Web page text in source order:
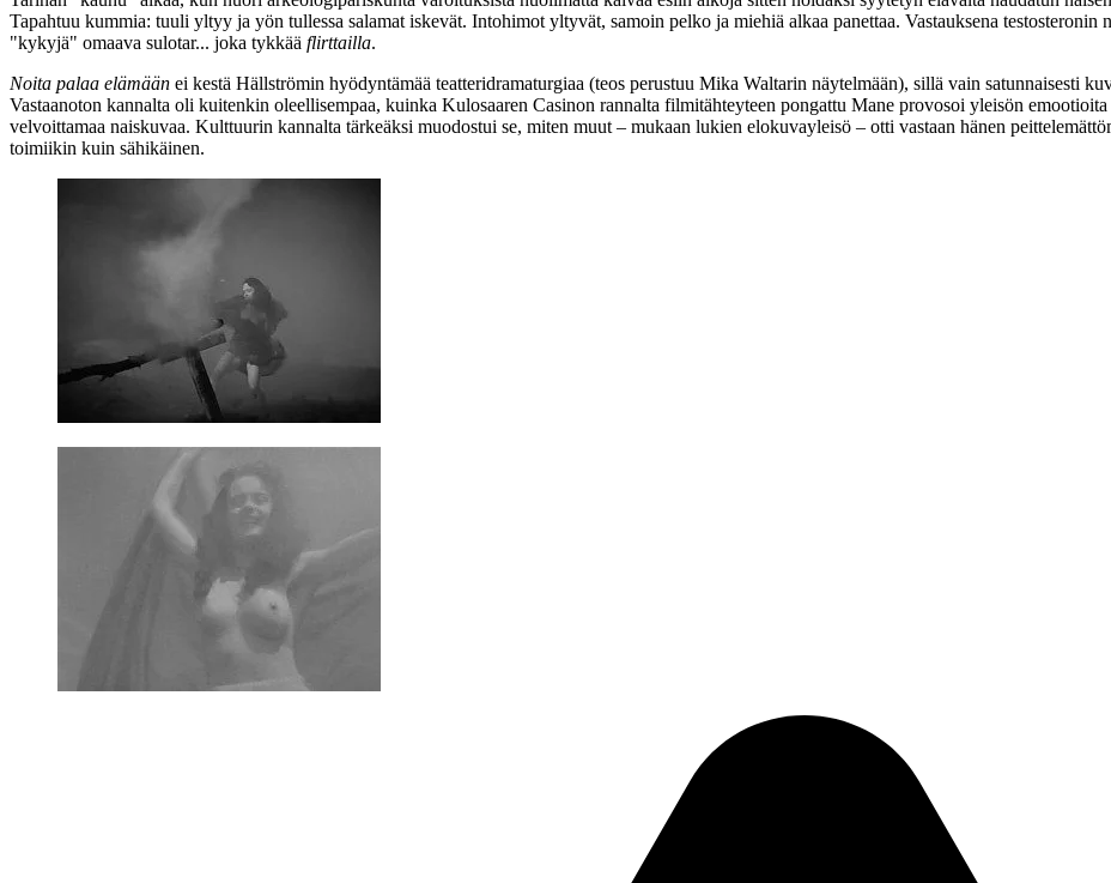
Tapahtuu kummia: tuuli yltyy ja yön tullessa salamat iskevät. Intohimot yltyvät, samoin pelko ja miehiä alkaa panettaa. Vastauksena testosteronin
"kykyjä" omaava sulotar... joka tykkää flirttailla.
Noita palaa elämään ei kestä Hällströmin hyödyntämää teatteridramaturgiaa (teos perustuu Mika Waltarin näytelmään), sillä vain satunnaisesti
Vastaanoton kannalta oli kuitenkin oleellisempaa, kuinka Kulosaaren Casinon rannalta filmitähteyteen pongattu Mane provosoi yleisön
velvoittamaa naiskuvaa. Kulttuurin kannalta tärkeäksi muodostui se, miten muut – mukaan lukien elokuvayleisö – otti vastaan hänen
toimiikin kuin sähikäinen.